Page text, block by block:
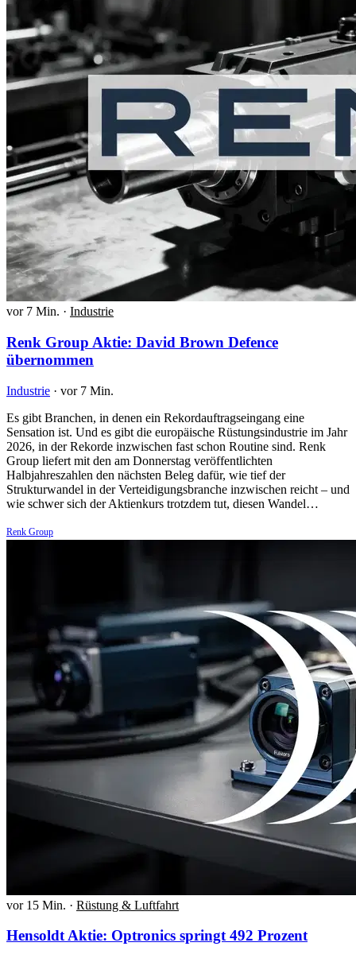
vor 7 Min. · Industrie
Renk Group Aktie: David Brown Defence
übernommen
Industrie · vor 7 Min.
Es gibt Branchen, in denen ein Rekordauftragseingang eine
Sensation ist. Und es gibt die europäische Rüstungsindustrie im Jahr
2026, in der Rekorde inzwischen fast schon Routine sind. Renk
Group liefert mit den am Donnerstag veröffentlichten
Halbjahreszahlen den nächsten Beleg dafür, wie tief der
Strukturwandel in der Verteidigungsbranche inzwischen reicht – und
wie schwer sich der Aktienkurs trotzdem tut, diesen Wandel…
Renk Group
vor 15 Min. · Rüstung & Luftfahrt
Hensoldt Aktie: Optronics springt 492 Prozent